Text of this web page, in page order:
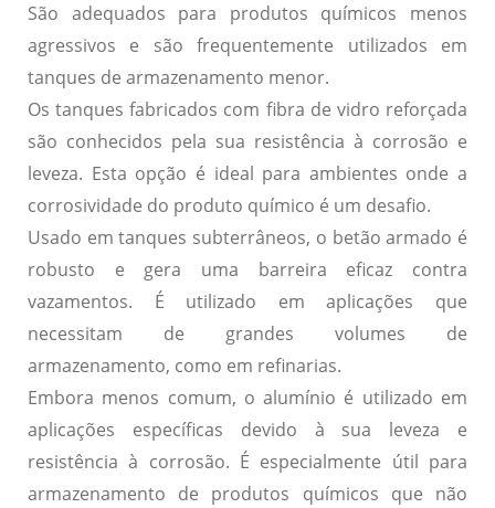
São adequados para produtos químicos menos
agressivos e são frequentemente utilizados em
tanques de armazenamento menor.
Os tanques fabricados com fibra de vidro reforçada
são conhecidos pela sua resistência à corrosão e
leveza. Esta opção é ideal para ambientes onde a
corrosividade do produto químico é um desafio.
Usado em tanques subterrâneos, o betão armado é
robusto e gera uma barreira eficaz contra
vazamentos. É utilizado em aplicações que
necessitam de grandes volumes de
armazenamento, como em refinarias.
Embora menos comum, o alumínio é utilizado em
aplicações específicas devido à sua leveza e
resistência à corrosão. É especialmente útil para
armazenamento de produtos químicos que não